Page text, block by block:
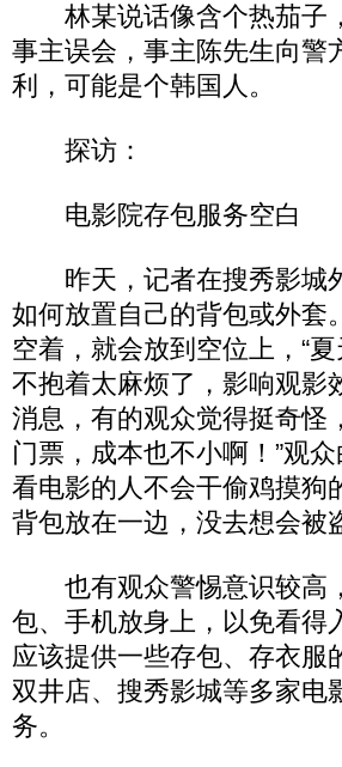
林某说话像含个热茄子
事主误会，事主陈先生向警
利，可能是个韩国人。
探访：
电影院存包服务空白
昨天，记者在搜秀影城
如何放置自己的背包或外套
空着，就会放到空位上，“
不抱着太麻烦了，影响观影
消息，有的观众觉得挺奇怪
门票，成本也不小啊！”观
看电影的人不会干偷鸡摸狗
背包放在一边，没去想会被
也有观众警惕意识较高
包、手机放身上，以免看得
应该提供一些存包、存衣服
双井店、搜秀影城等多家电
务。